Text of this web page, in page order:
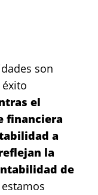
son
el
financiera
a
la
de
estamos